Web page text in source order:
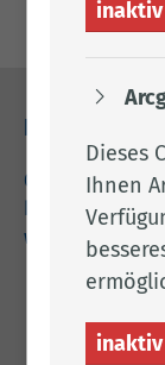
04471 15 0
www.lkclp.de
inaktiv
Dieses
Ihnen
inaktiv